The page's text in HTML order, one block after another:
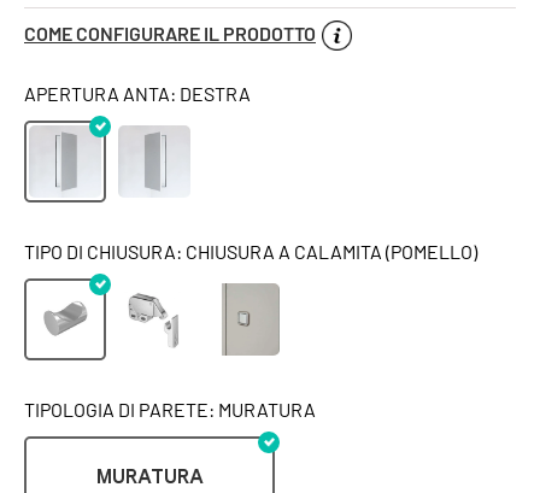
COME CONFIGURARE IL PRODOTTO
APERTURA ANTA: DESTRA
TIPO DI CHIUSURA: CHIUSURA A CALAMITA (POMELLO)
TIPOLOGIA DI PARETE: MURATURA
MURATURA